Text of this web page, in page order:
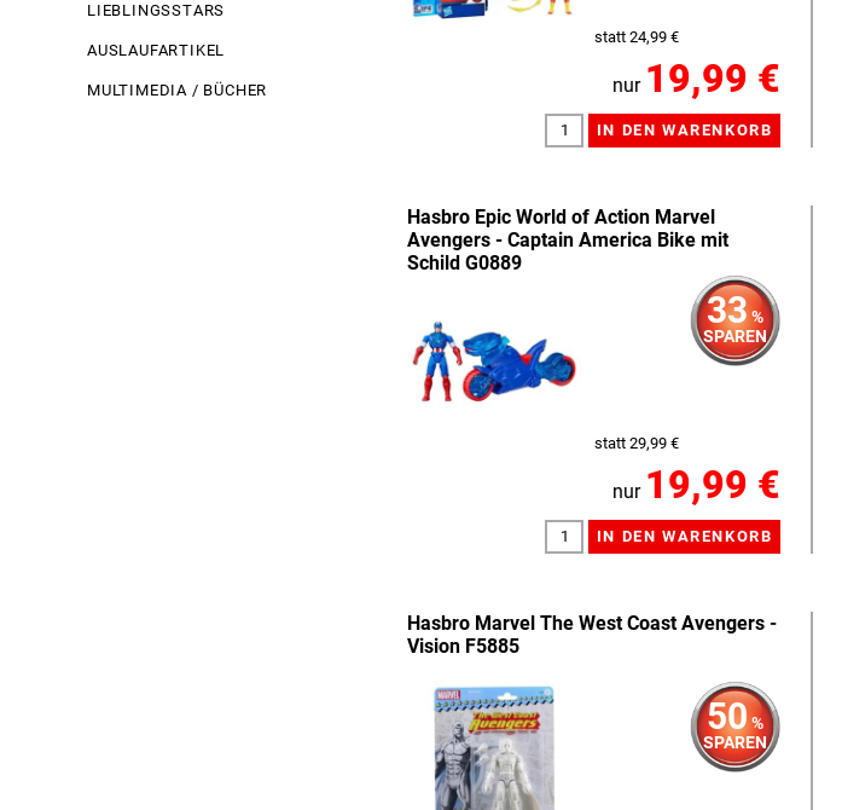
LIEBLINGSSTARS
AUSLAUFARTIKEL
MULTIMEDIA / BÜCHER
statt 24,99 €
nur 19,99 €
Hasbro Epic World of Action Marvel
Avengers - Captain America Bike mit
Schild G0889
33 %
SPAREN
statt 29,99 €
nur 19,99 €
Hasbro Marvel The West Coast Avengers -
Vision F5885
50 %
SPAREN